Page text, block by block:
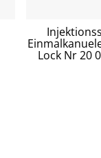
Lock Nr 20